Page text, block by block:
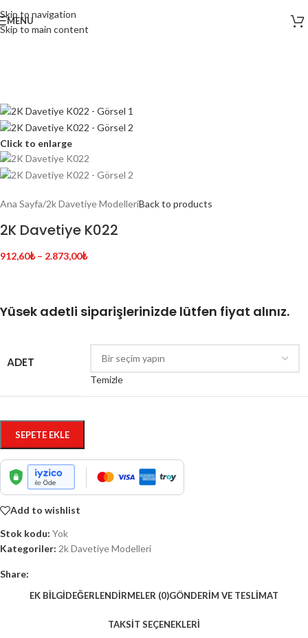
Skip to navigation
Skip to main content
MENU
Click to enlarge
Ana Sayfa/2k Davetiye ModelleriBack to products
2K Davetiye K022
912,60₺ – 2.873,00₺
Yüsek adetli siparişlerinizde lütfen fiyat alınız.
ADET
Temizle
SEPETE EKLE
Add to wishlist
Stok kodu: Yok
Kategoriler: 2k Davetiye Modelleri
Share:
EK BILGIDEĞERLENDIRMELER (0)GÖNDERIM VE TESLIMAT
TAKSIT SEÇENEKLERI